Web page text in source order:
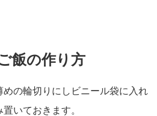
飯の作り方
めの輪切りにしビニール袋に入れ
いておきます。